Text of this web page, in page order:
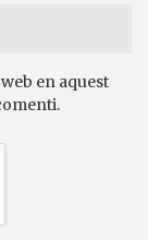
en aquest